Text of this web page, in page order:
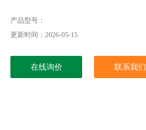
产品型号：
更新时间：2026-05-15
在线询价 联系我们